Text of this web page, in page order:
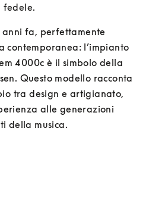
fedele.
anni fa, perfettamente
contemporanea: l’impianto
4000c è il simbolo della
Questo modello racconta
tra design e artigianato,
alle generazioni
della musica.